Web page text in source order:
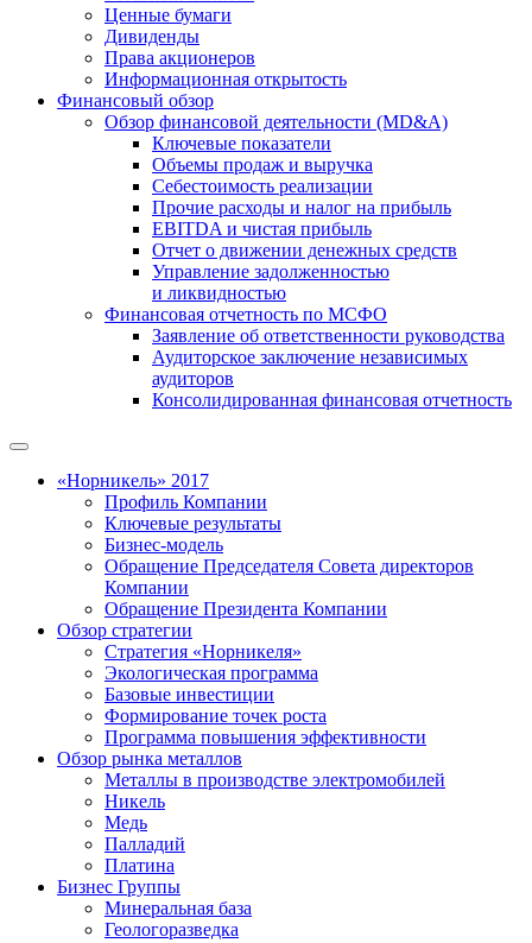
Ценные бумаги
Дивиденды
Права акционеров
Информационная открытость
Финансовый обзор
Обзор финансовой деятельности (MD&A)
Ключевые показатели
Объемы продаж и выручка
Себестоимость реализации
Прочие расходы и налог на прибыль
EBITDA и чистая прибыль
Отчет о движении денежных средств
Управление задолженностью
и ликвидностью
Финансовая отчетность по МСФО
Заявление об ответственности руководства
Аудиторское заключение независимых
аудиторов
Консолидированная финансовая отчетность
«Норникель» 2017
Профиль Компании
Ключевые результаты
Бизнес-модель
Обращение Председателя Совета директоров
Компании
Обращение Президента Компании
Обзор стратегии
Стратегия «Норникеля»
Экологическая программа
Базовые инвестиции
Формирование точек роста
Программа повышения эффективности
Обзор рынка металлов
Металлы в производстве электромобилей
Никель
Медь
Палладий
Платина
Бизнес Группы
Минеральная база
Геологоразведка